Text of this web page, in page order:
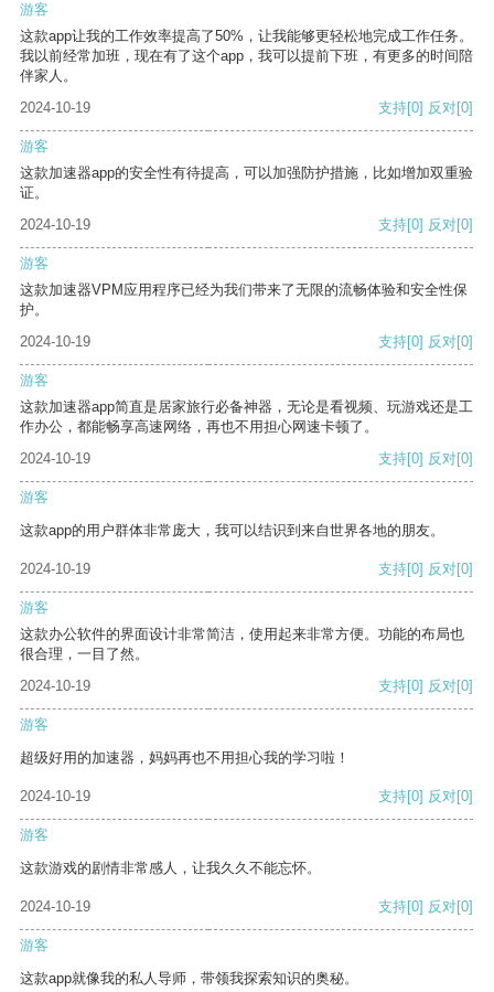
游客
这款app让我的工作效率提高了50%，让我能够更轻松地完成工作任务。
我以前经常加班，现在有了这个app，我可以提前下班，有更多的时间陪
伴家人。
2024-10-19
支持[0] 反对[0]
游客
这款加速器app的安全性有待提高，可以加强防护措施，比如增加双重验
证。
2024-10-19
支持[0] 反对[0]
游客
这款加速器VPM应用程序已经为我们带来了无限的流畅体验和安全性保
护。
2024-10-19
支持[0] 反对[0]
游客
这款加速器app简直是居家旅行必备神器，无论是看视频、玩游戏还是工
作办公，都能畅享高速网络，再也不用担心网速卡顿了。
2024-10-19
支持[0] 反对[0]
游客
这款app的用户群体非常庞大，我可以结识到来自世界各地的朋友。
2024-10-19 支持[0] 反对[0]
游客
这款办公软件的界面设计非常简洁，使用起来非常方便。功能的布局也
很合理，一目了然。
2024-10-19
支持[0] 反对[0]
游客
超级好用的加速器，妈妈再也不用担心我的学习啦！
2024-10-19 支持[0] 反对[0]
游客
这款游戏的剧情非常感人，让我久久不能忘怀。
2024-10-19 支持[0] 反对[0]
游客
这款app就像我的私人导师，带领我探索知识的奥秘。